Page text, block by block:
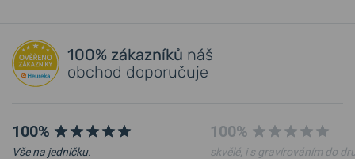
100% zákazníků náš
obchod doporučuje
100%
Vše na jedničku.
100%
skvělé, i s gravírováním do